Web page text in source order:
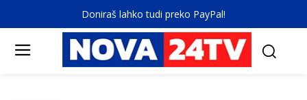
Doniraš lahko tudi preko PayPal!